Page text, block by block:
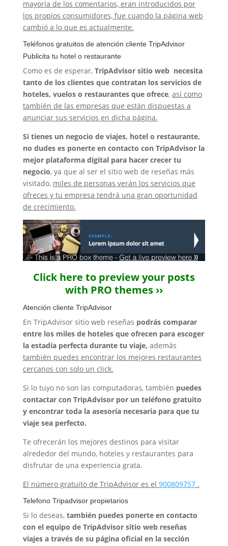
mayoría de los comentarios, eran introducidos por
los propios consumidores, fue cuando la página web
cambió a lo que es actualmente.
Teléfonos gratuitos de atención cliente TripAdvisor
Publicita tu hotel o restaurante
Como es de esperar, TripAdvisor sitio web necesita
tanto de los clientes que contratan los servicios de
hoteles, vuelos o restaurantes que ofrece, así como
también de las empresas que están dispuestas a
anunciar sus servicios en dicha página.
Si tienes un negocio de viajes, hotel o restaurante,
no dudes es ponerte en contacto con TripAdvisor la
mejor plataforma digital para hacer crecer tu
negocio, ya que al ser el sitio web de reseñas más
visitado, miles de personas verán los servicios que
ofreces y tu empresa tendrá una gran oportunidad
de crecimiento.
Click here to preview your posts
with PRO themes ››
Atención cliente TripAdvisor
En TripAdvisor sitio web reseñas podrás comparar
entre los miles de hoteles que ofrecen para escoger
la estadía perfecta durante tu viaje, además
también puedes encontrar los mejores restaurantes
cercanos con solo un click.
Si lo tuyo no son las computadoras, también puedes
contactar con TripAdvisor por un teléfono gratuito
y encontrar toda la asesoría necesaria para que tu
viaje sea perfecto.
Te ofrecerán los mejores destinos para visitar
alrededor del mundo, hoteles y restaurantes para
disfrutar de una experiencia grata.
El número gratuito de TripAdvisor es el 900809757.
Telefono Tripadvisor propietarios
Si lo deseas, también puedes ponerte en contacto
con el equipo de TripAdvisor sitio web reseñas
viajes a través de su página oficial en la sección